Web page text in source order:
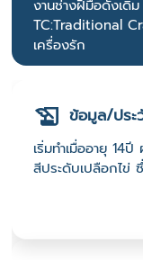
งานช่างฝีมือดั้งเดิม
TC:Traditional
เครื่องรัก
ข้อมูล/ประ
เริ่มทำเมื่ออายุ 14
สีประดับเปลือกไข่